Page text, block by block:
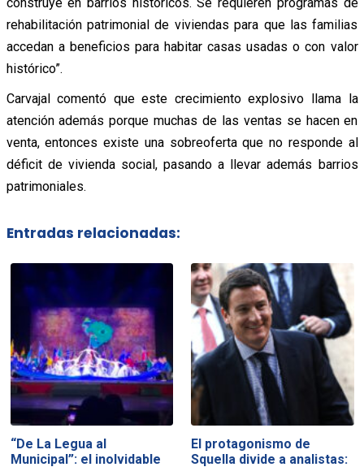
rehabilitación patrimonial de viviendas para que las familias
accedan a beneficios para habitar casas usadas o con valor
histórico”.
Carvajal comentó que este crecimiento explosivo llama la
atención además porque muchas de las ventas se hacen en
venta, entonces existe una sobreoferta que no responde al
déficit de vivienda social, pasando a llevar además barrios
patrimoniales.
Entradas relacionadas:
“De La Legua al
Municipal”: el inolvidable
El protagonismo de
Squella divide a analistas: